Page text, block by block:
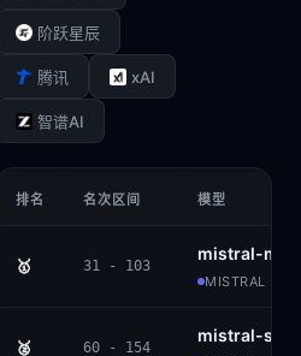
阶跃星辰
腾讯 xAI
智谱AI
排名 名次区间 模型
🥇 31 - 103
mistral-
MISTRAL ·
🥈 60 - 154
mistral-